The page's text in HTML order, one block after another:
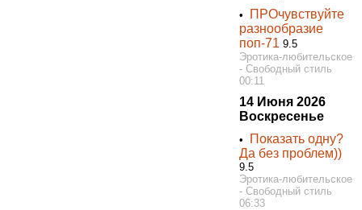
•
ПРОчувствуйте
разнообразие
поп-71 9.5
Эротика-любительское
- Свободный стиль
00:11
14 Июня 2026
Воскресенье
•
Показать одну?
Да без проблем))
9.5
Эротика-любительское
- Свободный стиль
06:33